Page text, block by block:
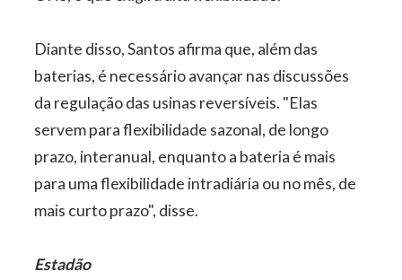
Diante disso, Santos afirma que, além das
baterias, é necessário avançar nas discussões
da regulação das usinas reversíveis. "Elas
servem para flexibilidade sazonal, de longo
prazo, interanual, enquanto a bateria é mais
para uma flexibilidade intradiária ou no mês, de
mais curto prazo", disse.
Estadão